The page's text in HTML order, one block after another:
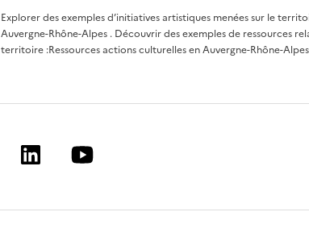
Explorer des exemples d’initiatives artistiques menées sur le
Auvergne-Rhône-Alpes . Découvrir des exemples de ressources
territoire :Ressources actions culturelles en Auvergne-Rhône-Alpes
LinkedinYoutube